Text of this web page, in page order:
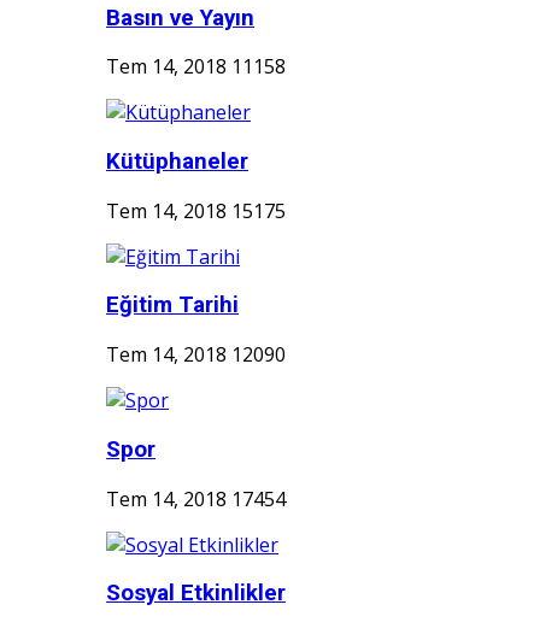
Basın ve Yayın
Tem 14, 2018 11158
Kütüphaneler
Tem 14, 2018 15175
Eğitim Tarihi
Tem 14, 2018 12090
Spor
Tem 14, 2018 17454
Sosyal Etkinlikler